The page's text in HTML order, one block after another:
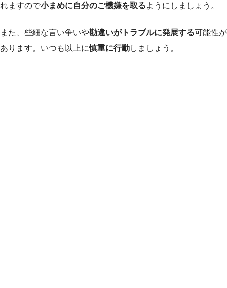
れますので小まめに自分のご機嫌を取るようにしましょう。
また、些細な言い争いや勘違いがトラブルに発展する可能性が
あります。いつも以上に慎重に行動しましょう。